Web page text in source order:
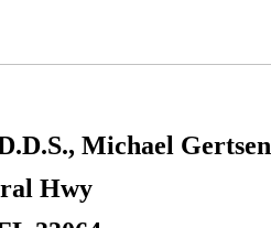
Michael
Hwy